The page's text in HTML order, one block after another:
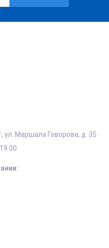
, ул. Маршала Говорова, д. 35